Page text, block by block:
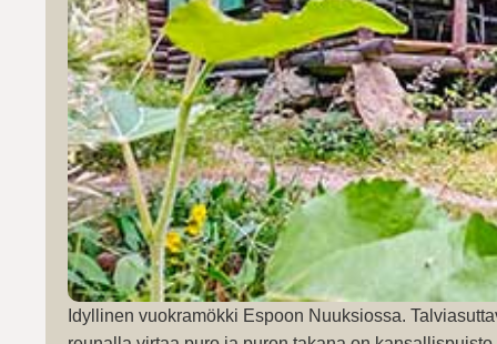
Idyllinen vuokramökki Espoon Nuuksiossa.